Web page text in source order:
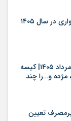
سال ۱۴۰۵
قیمت جدید انواع برنج هندی مرداد ۱۴۰۵| کیسه
مژده و…را چند
پرمصرف تعیین